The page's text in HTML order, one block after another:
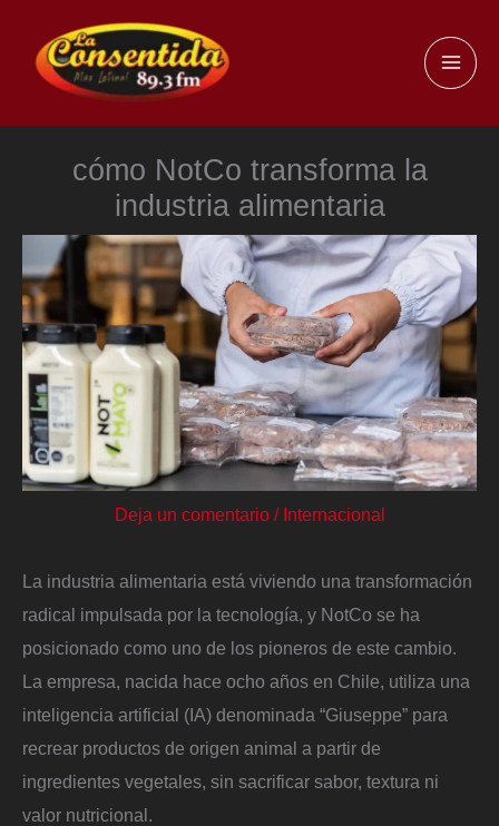
contenido
cómo NotCo transforma la
industria alimentaria
Deja un comentario / Internacional
La industria alimentaria está viviendo una transformación
radical impulsada por la tecnología, y NotCo se ha
posicionado como uno de los pioneros de este cambio.
La empresa, nacida hace ocho años en Chile, utiliza una
inteligencia artificial (IA) denominada “Giuseppe” para
recrear productos de origen animal a partir de
ingredientes vegetales, sin sacrificar sabor, textura ni
valor nutricional.